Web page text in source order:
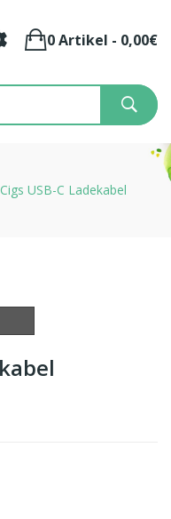
0 Artikel - 0,00€
USB-C Ladekabel